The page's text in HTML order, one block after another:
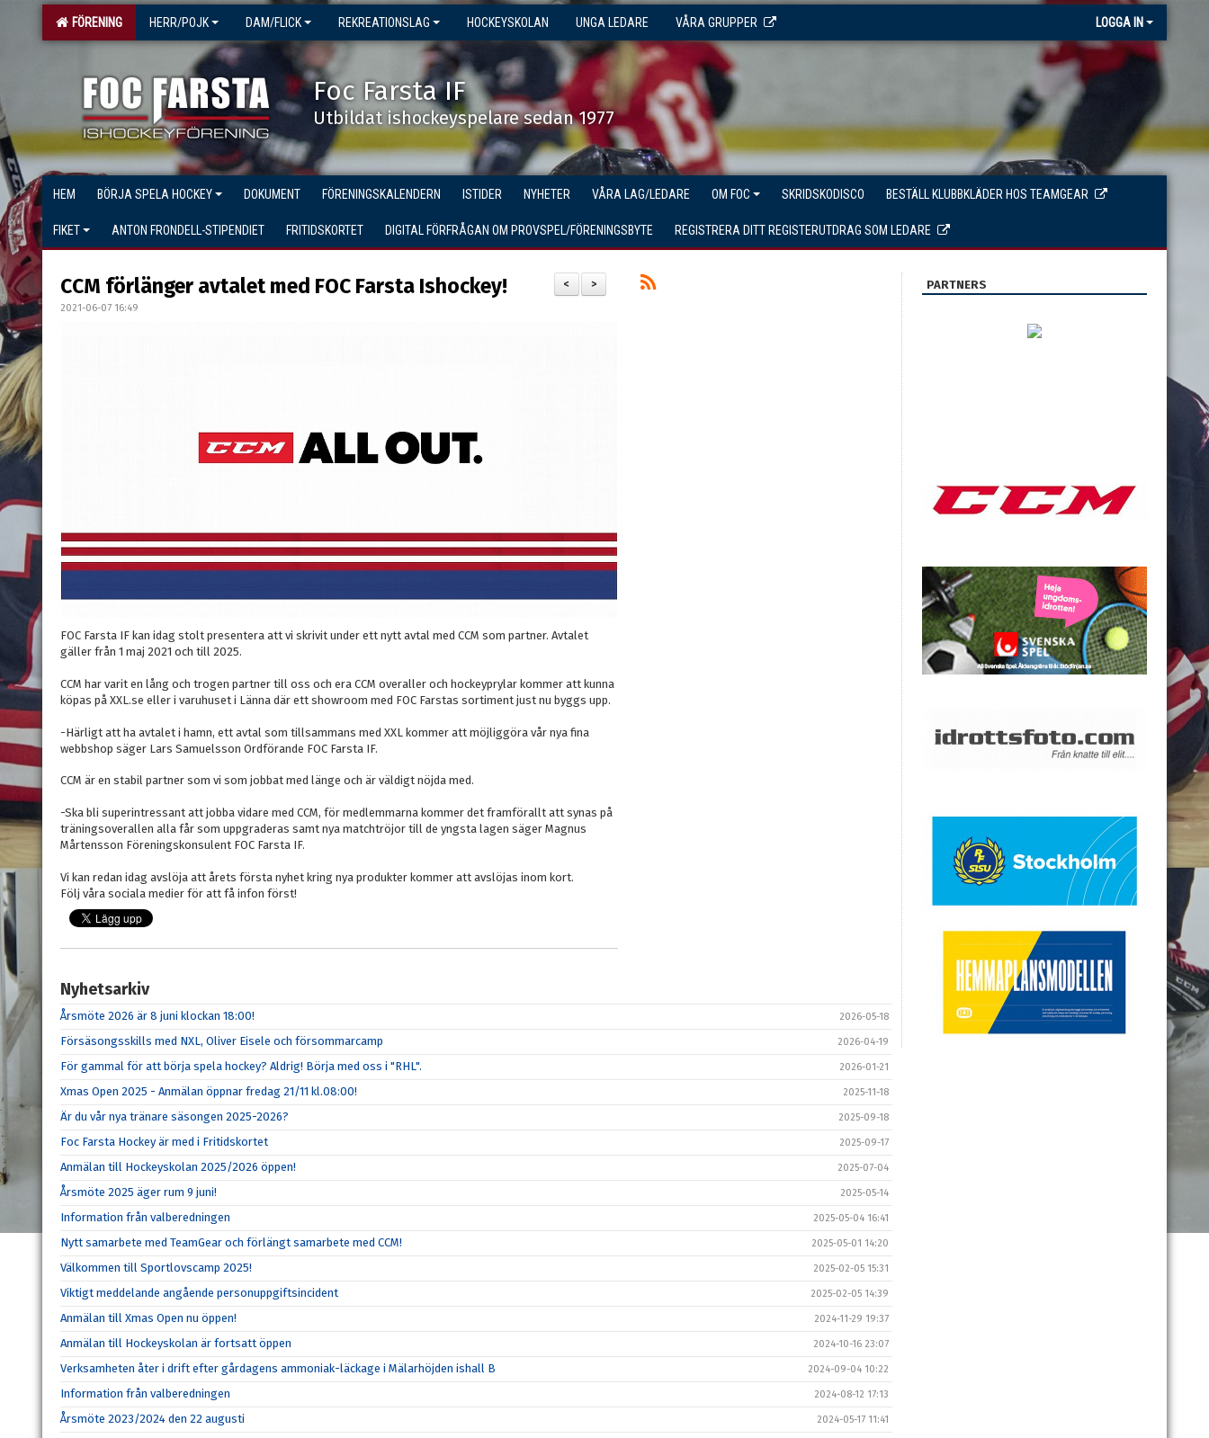
FÖRENING HERR/POJK DAM/FLICK REKREATIONSLAG HOCKEYSKOLAN UNGA LEDARE VÅRA GRUPPER LOGGA IN
Foc Farsta IF
Utbildat ishockeyspelare sedan 1977
HEM BÖRJA SPELA HOCKEY DOKUMENT FÖRENINGSKALENDERN ISTIDER NYHETER VÅRA LAG/LEDARE OM FOC SKRIDSKODISCO BESTÄLL KLUBBKLÄDER HOS TEAMGEAR
FIKET ANTON FRONDELL-STIPENDIET FRITIDSKORTET DIGITAL FÖRFRÅGAN OM PROVSPEL/FÖRENINGSBYTE REGISTRERA DITT REGISTERUTDRAG SOM LEDARE
>
<
CCM förlänger avtalet med FOC Farsta Ishockey!
2021-06-07 16:49
FOC Farsta IF kan idag stolt presentera att vi skrivit under ett nytt avtal med CCM som partner. Avtalet
gäller från 1 maj 2021 och till 2025.
CCM har varit en lång och trogen partner till oss och era CCM overaller och hockeyprylar kommer att kunna
köpas på XXL.se eller i varuhuset i Länna där ett showroom med FOC Farstas sortiment just nu byggs upp.
-Härligt att ha avtalet i hamn, ett avtal som tillsammans med XXL kommer att möjliggöra vår nya fina
webbshop säger Lars Samuelsson Ordförande FOC Farsta IF.
CCM är en stabil partner som vi som jobbat med länge och är väldigt nöjda med.
-Ska bli superintressant att jobba vidare med CCM, för medlemmarna kommer det framförallt att synas på
träningsoverallen alla får som uppgraderas samt nya matchtröjor till de yngsta lagen säger Magnus
Mårtensson Föreningskonsulent FOC Farsta IF.
Vi kan redan idag avslöja att årets första nyhet kring nya produkter kommer att avslöjas inom kort.
Följ våra sociala medier för att få infon först!
Nyhetsarkiv
Årsmöte 2026 är 8 juni klockan 18:00! 2026-05-18
Försäsongsskills med NXL, Oliver Eisele och försommarcamp 2026-04-19
För gammal för att börja spela hockey? Aldrig! Börja med oss i "RHL". 2026-01-21
Xmas Open 2025 - Anmälan öppnar fredag 21/11 kl.08:00! 2025-11-18
Är du vår nya tränare säsongen 2025-2026? 2025-09-18
Foc Farsta Hockey är med i Fritidskortet 2025-09-17
Anmälan till Hockeyskolan 2025/2026 öppen! 2025-07-04
Årsmöte 2025 äger rum 9 juni! 2025-05-14
Information från valberedningen 2025-05-04 16:41
Nytt samarbete med TeamGear och förlängt samarbete med CCM! 2025-05-01 14:20
Välkommen till Sportlovscamp 2025! 2025-02-05 15:31
Viktigt meddelande angående personuppgiftsincident 2025-02-05 14:39
Anmälan till Xmas Open nu öppen! 2024-11-29 19:37
Anmälan till Hockeyskolan är fortsatt öppen 2024-10-16 23:07
Verksamheten åter i drift efter gårdagens ammoniak-läckage i Mälarhöjden ishall B 2024-09-04 10:22
Information från valberedningen 2024-08-12 17:13
Årsmöte 2023/2024 den 22 augusti 2024-05-17 11:41
PARTNERS